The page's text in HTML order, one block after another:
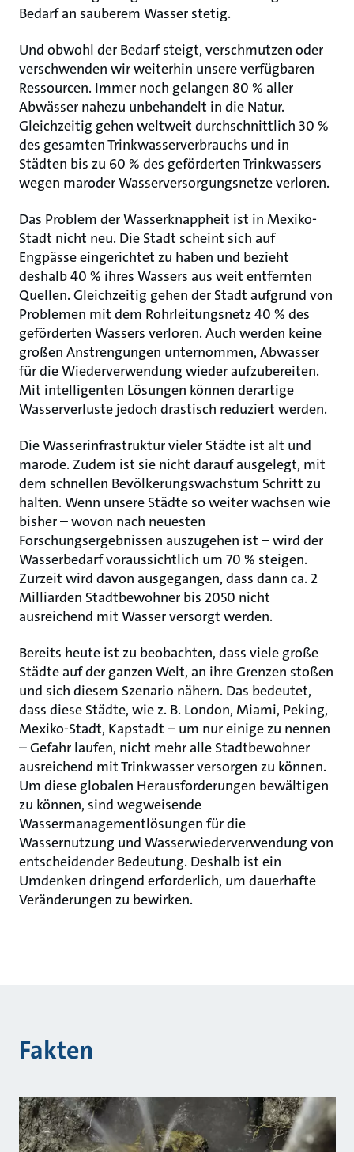
Bedarf an sauberem Wasser stetig.
Und obwohl der Bedarf steigt, verschmutzen oder
verschwenden wir weiterhin unsere verfügbaren
Ressourcen. Immer noch gelangen 80 % aller
Abwässer nahezu unbehandelt in die Natur.
Gleichzeitig gehen weltweit durchschnittlich 30 %
des gesamten Trinkwasserverbrauchs und in
Städten bis zu 60 % des geförderten Trinkwassers
wegen maroder Wasserversorgungsnetze verloren.
Das Problem der Wasserknappheit ist in Mexiko-
Stadt nicht neu. Die Stadt scheint sich auf
Engpässe eingerichtet zu haben und bezieht
deshalb 40 % ihres Wassers aus weit entfernten
Quellen. Gleichzeitig gehen der Stadt aufgrund von
Problemen mit dem Rohrleitungsnetz 40 % des
geförderten Wassers verloren. Auch werden keine
großen Anstrengungen unternommen, Abwasser
für die Wiederverwendung wieder aufzubereiten.
Mit intelligenten Lösungen können derartige
Wasserverluste jedoch drastisch reduziert werden.
Die Wasserinfrastruktur vieler Städte ist alt und
marode. Zudem ist sie nicht darauf ausgelegt, mit
dem schnellen Bevölkerungswachstum Schritt zu
halten. Wenn unsere Städte so weiter wachsen wie
bisher – wovon nach neuesten
Forschungsergebnissen auszugehen ist – wird der
Wasserbedarf voraussichtlich um 70 % steigen.
Zurzeit wird davon ausgegangen, dass dann ca. 2
Milliarden Stadtbewohner bis 2050 nicht
ausreichend mit Wasser versorgt werden.
Bereits heute ist zu beobachten, dass viele große
Städte auf der ganzen Welt, an ihre Grenzen stoßen
und sich diesem Szenario nähern. Das bedeutet,
dass diese Städte, wie z. B. London, Miami, Peking,
Mexiko-Stadt, Kapstadt – um nur einige zu nennen
– Gefahr laufen, nicht mehr alle Stadtbewohner
ausreichend mit Trinkwasser versorgen zu können.
Um diese globalen Herausforderungen bewältigen
zu können, sind wegweisende
Wassermanagementlösungen für die
Wassernutzung und Wasserwiederverwendung von
entscheidender Bedeutung. Deshalb ist ein
Umdenken dringend erforderlich, um dauerhafte
Veränderungen zu bewirken.
Fakten